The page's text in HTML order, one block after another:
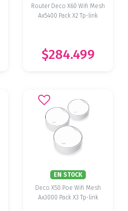
Router Deco X60 Wifi Mesh
Ax5400 Pack X2 Tp-link
$284.499
EN STOCK
Deco X50 Poe Wifi Mesh
Ax3000 Pack X3 Tp-link